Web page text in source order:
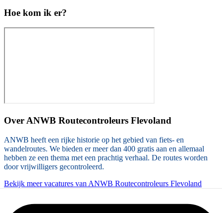
Hoe kom ik er?
Over ANWB Routecontroleurs Flevoland
ANWB heeft een rijke historie op het gebied van fiets- en
wandelroutes. We bieden er meer dan 400 gratis aan en allemaal
hebben ze een thema met een prachtig verhaal. De routes worden
door vrijwilligers gecontroleerd.
Bekijk meer vacatures van ANWB Routecontroleurs Flevoland